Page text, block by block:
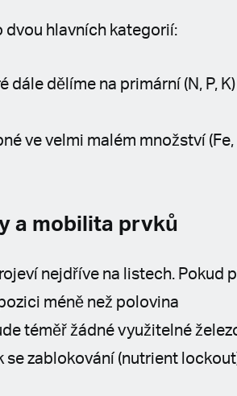
dvou hlavních kategorií:
dělíme na primární (N, P, K)
ve velmi malém množství (Fe,
a mobilita prvků
nejdříve na listech. Pokud
méně než polovina
téměř žádné využitelné
se zablokování (nutrient